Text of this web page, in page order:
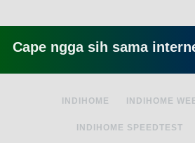
ngga sih sama internet
INDIHOME INDIHOME
INDIHOME SPEEDTEST